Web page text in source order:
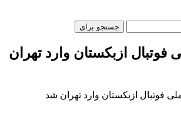
جستجو برای
فوتبال ازبکستان وارد تهران